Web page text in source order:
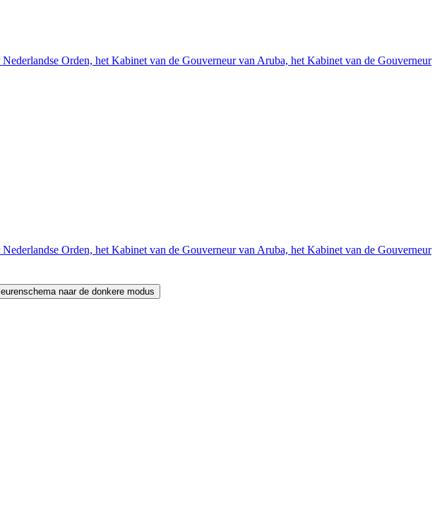
Orden, het Kabinet van de Gouverneur van Aruba, het Kabinet van de Gouverneur
Orden, het Kabinet van de Gouverneur van Aruba, het Kabinet van de Gouverneur
naar de donkere modus